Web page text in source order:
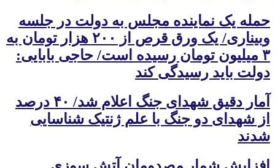
حمله یک نماینده مجلس به دولت در جلسه
وبیناری/ یک ورق قرص از ۲۰۰ هزار تومان به
۳ میلیون تومان رسیده است/ حاجی بابایی:
دولت باید رسیدگی کند
آمار دقیق شهدای جنگ اعلام شد/ ۴۰ درصد
از شهدای دو جنگ با علم ژنتیک شناسایی
شدند